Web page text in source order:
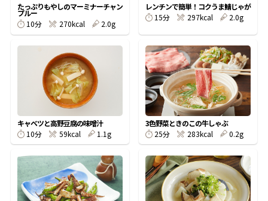
『踊り節』
鰹節屋の
だしパック
たっぷりもやしのマーミナーチャン
プルー
10分
270kcal 2.0g
レンチンで簡単！コクうま鯖じゃが
15分
297kcal 2.0g
キャベツと高野豆腐の味噌汁
10分
59kcal 1.1g
3色野菜ときのこの牛しゃぶ
25分
283kcal 0.2g